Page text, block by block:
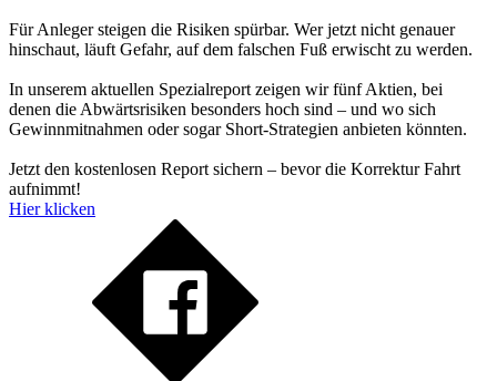
Für Anleger steigen die Risiken spürbar. Wer jetzt nicht genauer
hinschaut, läuft Gefahr, auf dem falschen Fuß erwischt zu werden.
In unserem aktuellen Spezialreport zeigen wir fünf Aktien, bei
denen die Abwärtsrisiken besonders hoch sind – und wo sich
Gewinnmitnahmen oder sogar Short-Strategien anbieten könnten.
Jetzt den kostenlosen Report sichern – bevor die Korrektur Fahrt
aufnimmt!
Hier klicken